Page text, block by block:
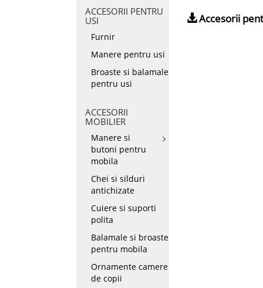
ACCESORII PENTRU
USI
Furnir
Manere pentru usi
Broaste si balamale
pentru usi
ACCESORII
MOBILIER
Manere si
butoni pentru
mobila
Chei si silduri
antichizate
Cuiere si suporti
polita
Balamale si broaste
pentru mobila
Ornamente camere
de copii
Accesorii